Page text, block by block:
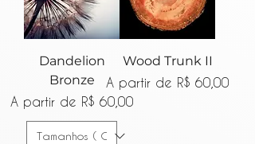
Dandelion
Bronze
A partir de R$ 60,00
Preço promocional
Wood Trunk II
A partir de R$ 60,00
Preço promocional